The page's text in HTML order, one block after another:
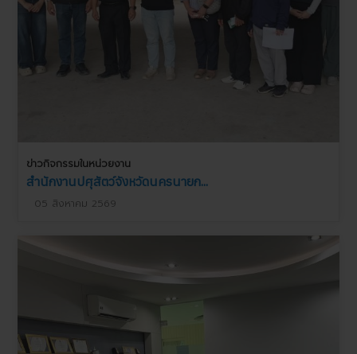
ข่าวกิจกรรมในหน่วยงาน
สำนักงานปศุสัตว์จังหวัดนครนายก...
05 สิงหาคม 2569